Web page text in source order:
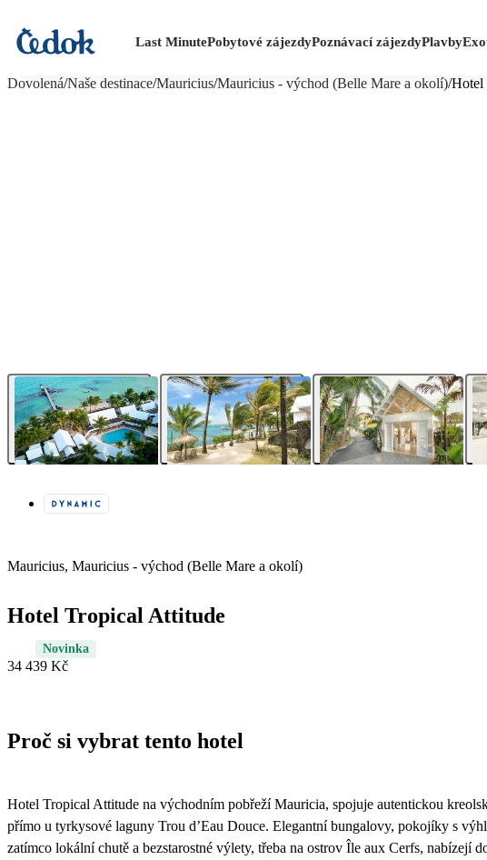
Last MinutePobytové zájezdyPoznávací zájezdyPlavby
Dovolená/Naše destinace/Mauricius/Mauricius - východ (Belle Mare a okolí)/Hotel
Mauricius, Mauricius - východ (Belle Mare a okolí)
Hotel Tropical Attitude
Novinka
34 439 Kč
Proč si vybrat tento hotel
Hotel Tropical Attitude na východním pobřeží Mauricia, spojuje autentickou
přímo u tyrkysové laguny Trou d’Eau Douce. Elegantní bungalovy, pokojíky s
zatímco lokální chutě a bezstarostné výlety, třeba na ostrov Île aux Cerfs, nabízejí